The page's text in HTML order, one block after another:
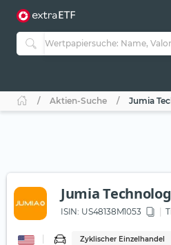
Aktien-Suche Jumia
Jumia
ISIN: US48138M1053
Zyklischer Einzelhandel